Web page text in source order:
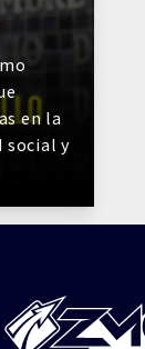
en la
social y